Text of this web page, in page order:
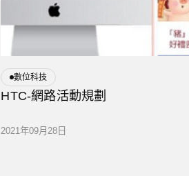
數位科技
HTC-網路活動規劃
2021年09月28日